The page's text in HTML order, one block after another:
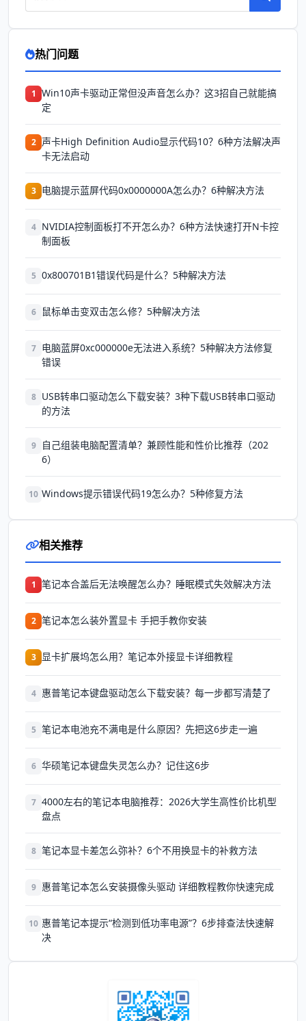
热门问题
1 Win10声卡驱动正常但没声音怎么办？这3招自己就能搞
定
2 声卡High Definition Audio显示代码10？6种方法解决声
卡无法启动
3 电脑提示蓝屏代码0x0000000A怎么办？6种解决方法
4 NVIDIA控制面板打不开怎么办？6种方法快速打开N卡控
制面板
5 0x800701B1错误代码是什么？5种解决方法
6 鼠标单击变双击怎么修？5种解决方法
7 电脑蓝屏0xc000000e无法进入系统？5种解决方法修复
错误
8 USB转串口驱动怎么下载安装？3种下载USB转串口驱动
的方法
9
自己组装电脑配置清单？兼顾性能和性价比推荐（202
6）
10 Windows提示错误代码19怎么办？5种修复方法
相关推荐
1 笔记本合盖后无法唤醒怎么办？睡眠模式失效解决方法
2 笔记本怎么装外置显卡 手把手教你安装
3 显卡扩展坞怎么用？笔记本外接显卡详细教程
4 惠普笔记本键盘驱动怎么下载安装？每一步都写清楚了
5 笔记本电池充不满电是什么原因？先把这6步走一遍
6 华硕笔记本键盘失灵怎么办？记住这6步
7 4000左右的笔记本电脑推荐：2026大学生高性价比机型
盘点
8 笔记本显卡差怎么弥补？6个不用换显卡的补救方法
9 惠普笔记本怎么安装摄像头驱动 详细教程教你快速完成
10 惠普笔记本提示“检测到低功率电源”？6步排查法快速解
决